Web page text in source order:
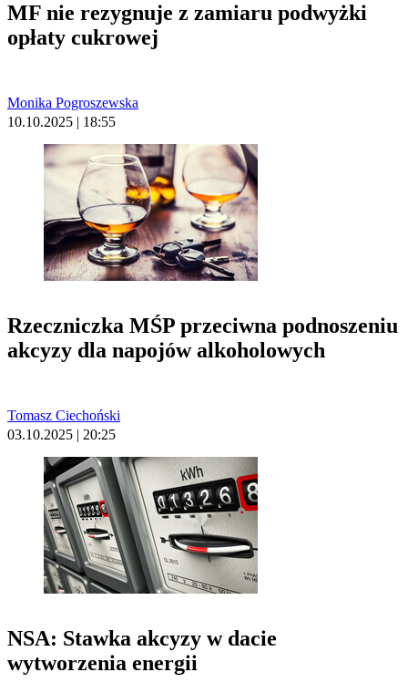
MF nie rezygnuje z zamiaru podwyżki
opłaty cukrowej
Monika Pogroszewska
10.10.2025 | 18:55
Rzeczniczka MŚP przeciwna podnoszeniu
akcyzy dla napojów alkoholowych
Tomasz Ciechoński
03.10.2025 | 20:25
NSA: Stawka akcyzy w dacie
wytworzenia energii